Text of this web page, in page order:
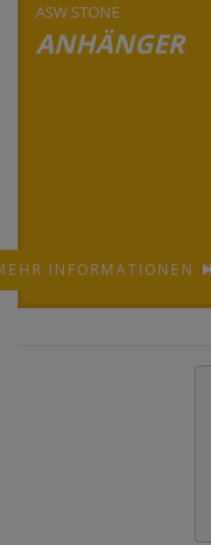
ASW STONE
ANHÄNGER
INFORMATIONEN